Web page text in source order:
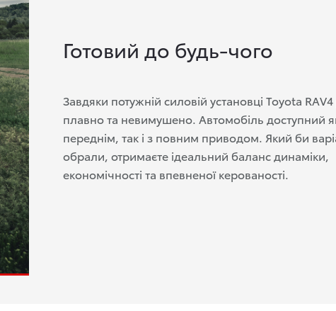
Готовий до будь-чого
Завдяки потужній силовій установці Toyota RAV4
плавно та невимушено. Автомобіль доступний
переднім, так і з повним приводом. Який би
обрали, отримаєте ідеальний баланс динаміки,
економічності та впевненої керованості.